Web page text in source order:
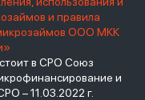
и правила
ООО МКК
в СРО Союз
и
– 11.03.2022 г.